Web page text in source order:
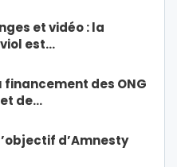
et vidéo : la
est…
des ONG
de…
d’Amnesty